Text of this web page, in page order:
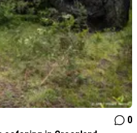
0